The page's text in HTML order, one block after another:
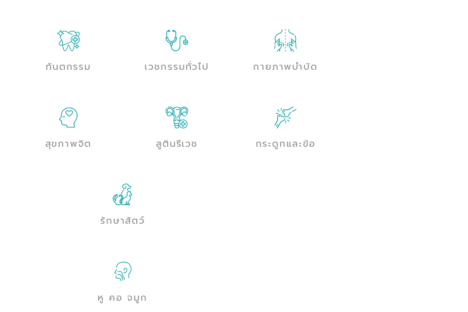
ทันตกรรม
สุขภาพจิต
เวชกรรมทั่วไป
สูตินรีเวช
กายภาพบำบัด
กระดูกและข้อ
รักษาสัตว์
หู คอ จมูก